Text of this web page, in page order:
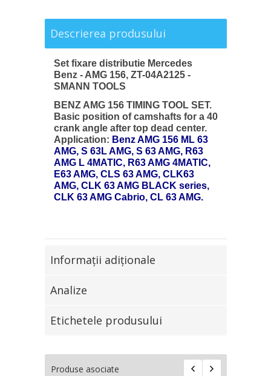
Descrierea produsului
Set fixare distributie Mercedes
Benz - AMG 156, ZT-04A2125 -
SMANN TOOLS
BENZ AMG 156 TIMING TOOL SET.
Basic position of camshafts for a 40
crank angle after top dead center.
Application: Benz AMG 156 ML 63
AMG, S 63L AMG, S 63 AMG, R63
AMG L 4MATIC, R63 AMG 4MATIC,
E63 AMG, CLS 63 AMG, CLK63
AMG, CLK 63 AMG BLACK series,
CLK 63 AMG Cabrio, CL 63 AMG.
Informaţii adiţionale
Analize
Etichetele produsului
Produse asociate